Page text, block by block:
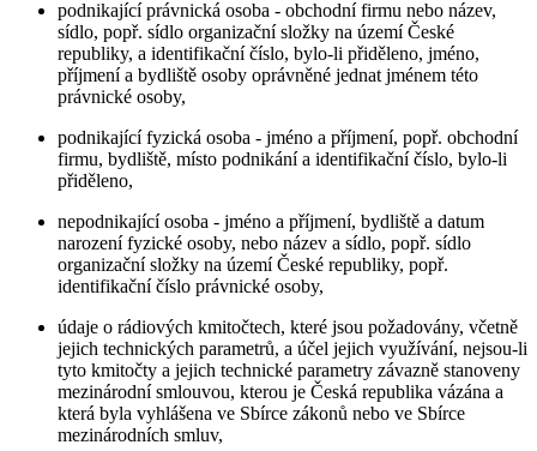
podnikající právnická osoba - obchodní firmu nebo název,
sídlo, popř. sídlo organizační složky na území České
republiky, a identifikační číslo, bylo-li přiděleno, jméno,
příjmení a bydliště osoby oprávněné jednat jménem této
právnické osoby,
podnikající fyzická osoba - jméno a příjmení, popř. obchodní
firmu, bydliště, místo podnikání a identifikační číslo, bylo-li
přiděleno,
nepodnikající osoba - jméno a příjmení, bydliště a datum
narození fyzické osoby, nebo název a sídlo, popř. sídlo
organizační složky na území České republiky, popř.
identifikační číslo právnické osoby,
údaje o rádiových kmitočtech, které jsou požadovány, včetně
jejich technických parametrů, a účel jejich využívání, nejsou-li
tyto kmitočty a jejich technické parametry závazně stanoveny
mezinárodní smlouvou, kterou je Česká republika vázána a
která byla vyhlášena ve Sbírce zákonů nebo ve Sbírce
mezinárodních smluv,